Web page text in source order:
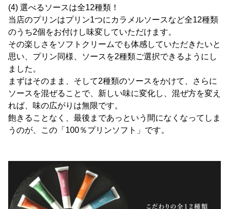
(4) 選べるソースは全12種類！
当店のプリンはプリン1つにカラメルソースなど全12種類
のうち2個をお付けし味変していただけます。
その楽しさをソフトクリームでも体感していただきたいと
思い、プリン同様、ソースを2種類ご選択できるようにし
ました。
まずはそのまま、そして2種類のソースをかけて、さらに
ソースを混ぜることで、新しい味に変化し、混ぜ方を変え
れば、味の広がりは無限です。
飽きることなく、最後まであっという間になくなってしま
うのが、この「100％プリンソフト」です。